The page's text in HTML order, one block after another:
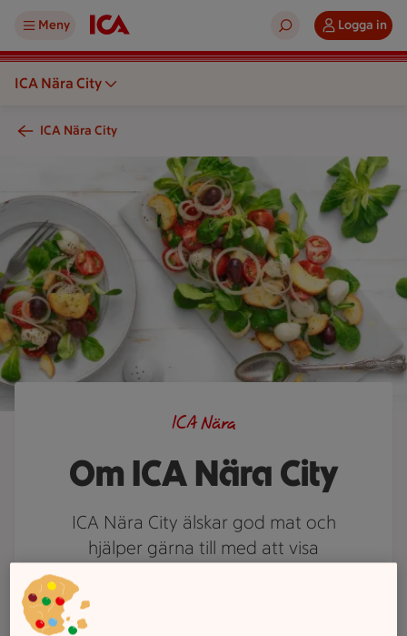
Meny Logga in
ICA Nära City
ICA Nära City
En sallad med grönsaker serveras på en tallrik och ett
Om ICA Nära City
ICA Nära
ICA Nära City älskar god mat och
hjälper gärna till med att visa
Behöver du ett middagstips eller
saknar du något i våra hyllor? Prata